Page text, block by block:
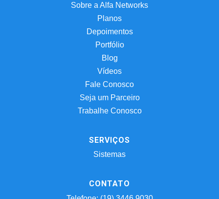
Sobre a Alfa Networks
Planos
Depoimentos
Portfólio
Blog
Vídeos
Fale Conosco
Seja um Parceiro
Trabalhe Conosco
SERVIÇOS
Sistemas
CONTATO